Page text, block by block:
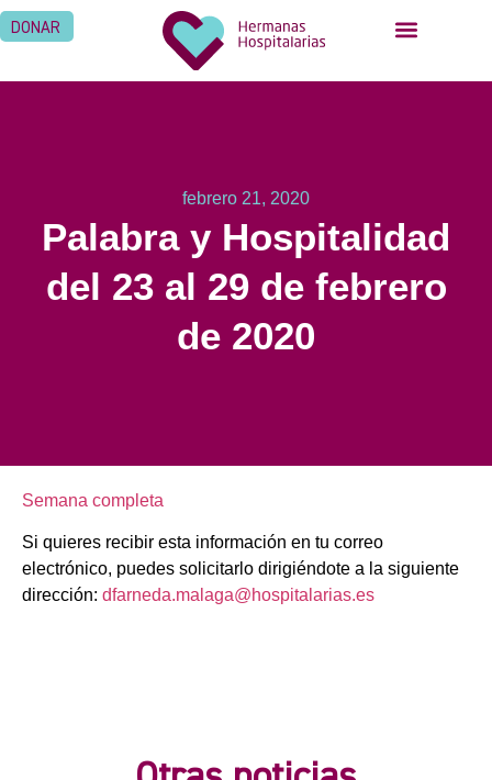
DONAR
febrero 21, 2020
Palabra y Hospitalidad
del 23 al 29 de febrero
de 2020
Semana completa
Si quieres recibir esta información en tu correo
electrónico, puedes solicitarlo dirigiéndote a la siguiente
dirección: dfarneda.malaga@hospitalarias.es